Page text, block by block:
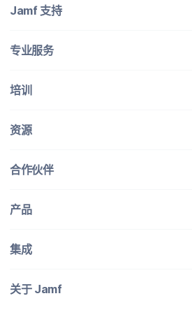
Jamf 支持
专业​服务
培训
资源
合作​伙伴
产品
集成
关于Jamf